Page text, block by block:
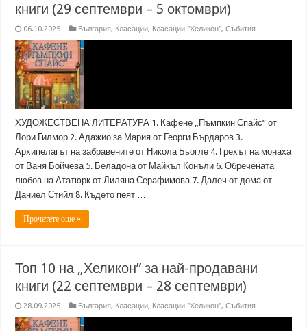
книги (29 септември – 5 октомври)
06.10.2025 България, Класации, Класации "Хеликон",Събития
ХУДОЖЕСТВЕНА ЛИТЕРАТУРА 1. Кафене „Пъмпкин Спайс“ от
Лори Гилмор 2. Адажио за Мария от Георги Бърдаров 3.
Архипелагът на забравените от Никола Бьогле 4. Грехът на монаха
от Ваня Бойчева 5. Беладона от Майкъл Конъли 6. Обречената
любов на Ататюрк от Лиляна Серафимова 7. Далеч от дома от
Даниел Стийл 8. Където пеят …
Прочетете още »
Топ 10 на „Хеликон” за най-продавани
книги (22 септември – 28 септември)
28.09.2025 България, Класации, Класации "Хеликон",Събития